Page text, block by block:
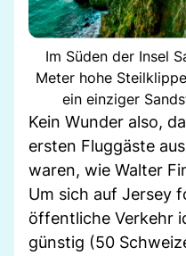
Im Süden der Insel
Meter hohe
ein einziger
Kein Wunder also,
ersten Fluggäste
waren, wie Walter
Um sich auf Jersey
öffentliche Verkehr
günstig (50